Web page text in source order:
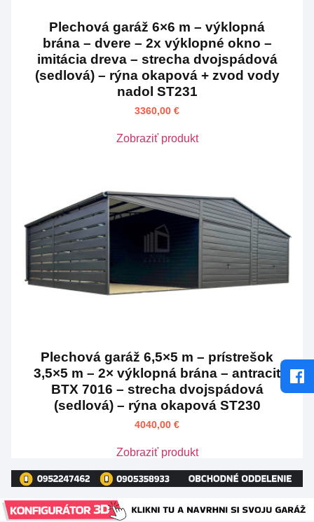
Plechová garáž 6×6 m – výklopná
brána – dvere – 2x výklopné okno –
imitácia dreva – strecha dvojspádová
(sedlová) – rýna okapová + zvod vody
nadol ST231
3360,00 €
Zobraziť produkt
Plechová garáž 6,5×5 m – prístrešok
3,5×5 m – 2× výklopná brána – antracit
BTX 7016 – strecha dvojspádová
(sedlová) – rýna okapová ST230
4040,00 €
Zobraziť produkt